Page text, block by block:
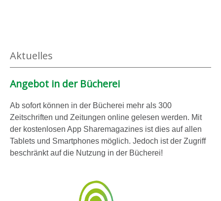
Aktuelles
Angebot in der Bücherei
Ab sofort können in der Bücherei mehr als 300
Zeitschriften und Zeitungen online gelesen werden. Mit
der kostenlosen App Sharemagazines ist dies auf allen
Tablets und Smartphones möglich. Jedoch ist der Zugriff
beschränkt auf die Nutzung in der Bücherei!